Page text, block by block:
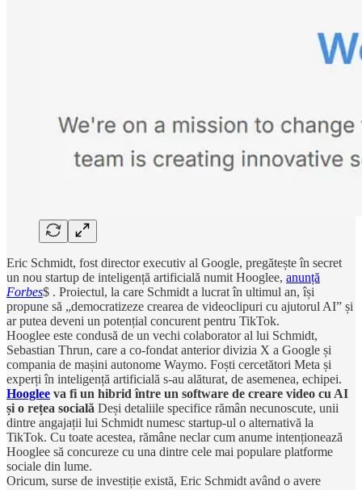
Eric Schmidt, fost director executiv al Google, pregătește în secret
un nou startup de inteligență artificială numit Hooglee, anunță
Forbes$ . Proiectul, la care Schmidt a lucrat în ultimul an, își
propune să „democratizeze crearea de videoclipuri cu ajutorul AI” și
ar putea deveni un potențial concurent pentru TikTok.
Hooglee este condusă de un vechi colaborator al lui Schmidt,
Sebastian Thrun, care a co-fondat anterior divizia X a Google și
compania de mașini autonome Waymo. Foști cercetători Meta și
experți în inteligență artificială s-au alăturat, de asemenea, echipei.
Hooglee va fi un hibrid între un software de creare video cu AI
și o rețea socială Deși detaliile specifice rămân necunoscute, unii
dintre angajații lui Schmidt numesc startup-ul o alternativă la
TikTok. Cu toate acestea, rămâne neclar cum anume intenționează
Hooglee să concureze cu una dintre cele mai populare platforme
sociale din lume.
Oricum, surse de investiție există, Eric Schmidt având o avere